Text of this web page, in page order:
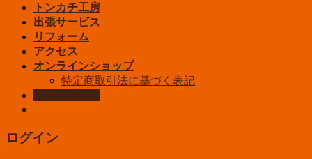
トンカチ工房
出張サービス
リフォーム
アクセス
オンラインショップ
特定商取引法に基づく表記
ログイン